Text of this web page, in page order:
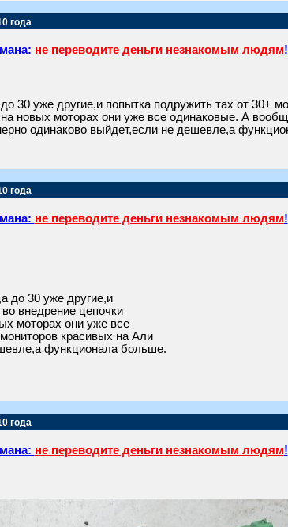
года
не переводите деньги незнакомым людям!
30 уже другие,и попытка подружить тах от 30+
новых моторах они уже все одинаковые. А
одинаково выйдет,если не дешевле,а
года
не переводите деньги незнакомым людям!
до 30 уже другие,и
внедрение цепочки
моторах они уже все
красивых на Али
функционала больше.
года
не переводите деньги незнакомым людям!